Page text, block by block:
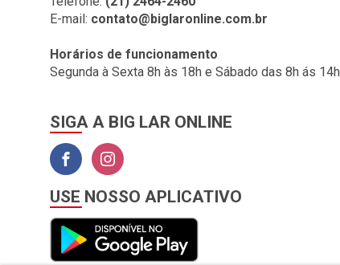
BRONZEARTE (4)
CERAL (35)
CLINCK COMERCIO DE
COLGATE (1)
COMEP (1)
CORTAG (1)
COZIMAX (63)
E-mail: contato@biglaronline.com.br
Horários de funcionamento
Segunda à Sexta 8h às 18h e Sábado das 8h ás 14h
SIGA A BIG LAR ONLINE
USE NOSSO APLICATIVO